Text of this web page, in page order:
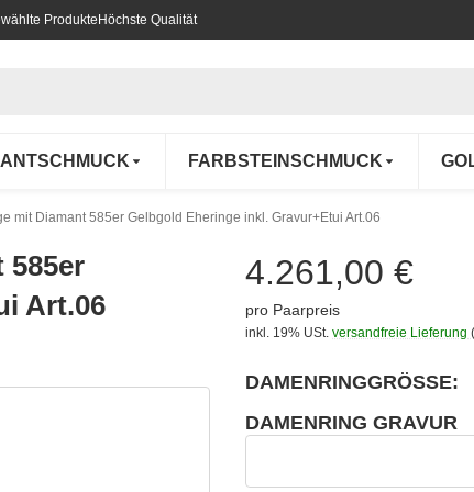
Produkte Höchste Qualität
FARBSTEINSCHMUCK
mit Diamant 585er Gelbgold Eheringe inkl. Gravur+Etui Art.06
585er
Art.06
4.261,00 €
pro Paarpreis
inkl. 19% USt. versandfreie Lieferung
DAMENRINGGRÖSSE:
DAMENRING GRAVUR